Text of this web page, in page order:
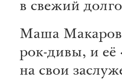
в свежий
Маша
рок-дивы, и её
на свои